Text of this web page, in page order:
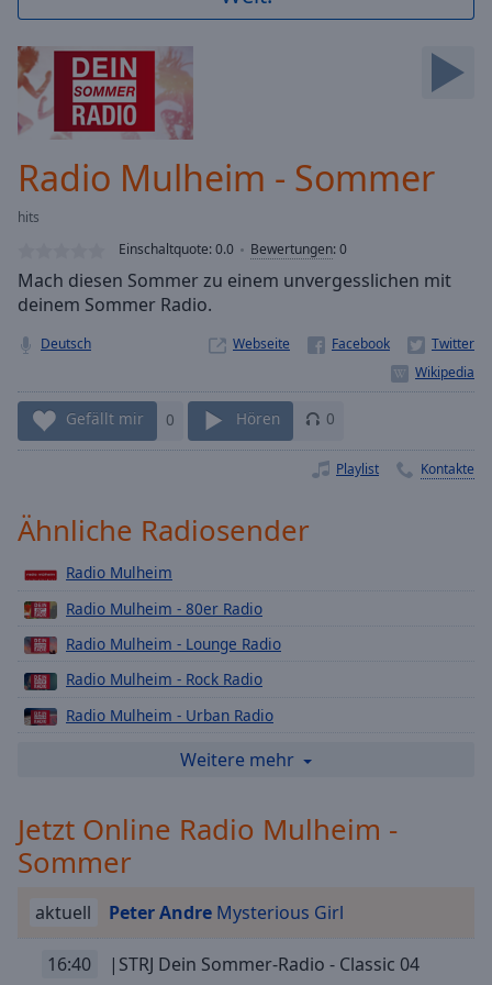
Backward
Forward
Mute
Current
Time
0:00
Duration -:-
0.00%
TypeLIVE
Seek to
live,
behind
Remaining
Time-
Playback
Rate
Chapters
Chapters
Descriptions
descriptions
off,
subtitles
settings,
opens
subtitles
settings
subtitles
Radio Mulheim - Sommer
hits
Einschaltquote:0.0 Bewertungen:0
Mach diesen Sommer zu einem unvergesslichen mit
deinem Sommer Radio.
Deutsch Webseite
Gefällt mir 0 Hören 0
Playlist Kontakte
Ähnliche Radiosender
Radio Mulheim
Radio Mulheim - 80er Radio
Radio Mulheim - Lounge Radio
Radio Mulheim - Rock Radio
Radio Mulheim - Urban Radio
Radio Mulheim - Top40 Radio
Radio Mulheim - 90er Radio
Radio Mulheim - Deutsch Pop
Radio Mulheim - Schlager
Radio Mulheim - 2000er
Weitere mehr
Jetzt Online Radio Mulheim -
Sommer
aktuell Peter Andre Mysterious Girl
16:40 |STRJ Dein Sommer-Radio - Classic 04